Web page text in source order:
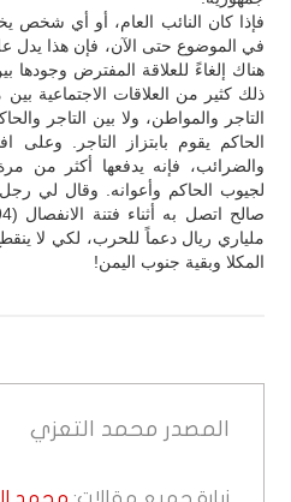
فإذا كان النائب العام، أو أي شخص
في الموضوع حتى الآن، فإن هذا يدل
هناك إلغاءً للعلاقة المفترض وجودها
ذلك كثير من العلاقات الاجتماعية
التاجر والمواطن، ولا بين التاجر
الحاكم يقوم بابتزاز التاجر. وعلى
والضرائب، فإنه يدفعها أكثر من
لجيوب الحاكم وأعوانه. وقال لي
ملياري ريال دعماً للحرب، لكي لا
المكلا وبقية جنوب اليمن!
المصدر محمد التعزي